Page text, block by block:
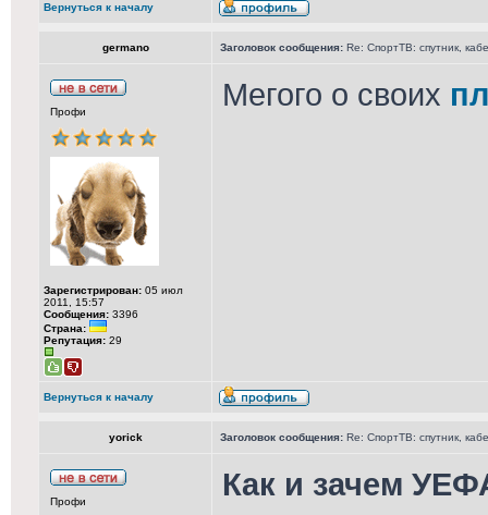
Вернуться к началу
germano Заголовок сообщения: Re: СпортТВ: спутник,
Профи
Зарегистрирован: 05 июл
2011, 15:57
Сообщения: 3396
Страна:
Репутация: 29
Мегого о своих
Вернуться к началу
yorick Заголовок сообщения: Re: СпортТВ: спутник,
Профи Как и зачем